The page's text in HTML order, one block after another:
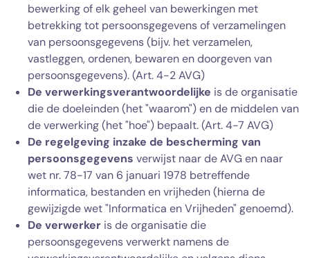
bewerking of elk geheel van bewerkingen met
betrekking tot persoonsgegevens of verzamelingen
van persoonsgegevens (bijv. het verzamelen,
vastleggen, ordenen, bewaren en doorgeven van
persoonsgegevens). (Art. 4-2 AVG)
De verwerkingsverantwoordelijke is de organisatie
die de doeleinden (het "waarom") en de middelen van
de verwerking (het "hoe") bepaalt. (Art. 4-7 AVG)
De regelgeving inzake de bescherming van
persoonsgegevens verwijst naar de AVG en naar
wet nr. 78-17 van 6 januari 1978 betreffende
informatica, bestanden en vrijheden (hierna de
gewijzigde wet "Informatica en Vrijheden" genoemd).
De verwerker is de organisatie die
persoonsgegevens verwerkt namens de